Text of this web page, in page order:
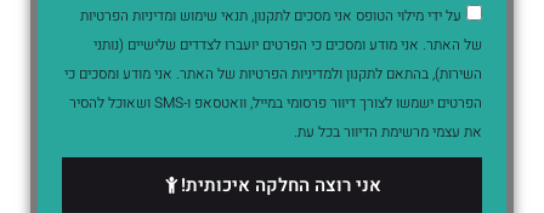
על ידי מילוי הטופס אני מסכים לתקנון, תנאי שימוש ומדיניות הפרטיות
של האתר. אני מודע ומסכים כי הפרטים יועברו לצדדים שלישיים (נותני
השירות), בהתאם לתקנון ולמדיניות הפרטיות של האתר. אני מודע ומסכים כי
הפרטים ישמשו לצורך דיוור פרסומי במייל, וואטסאפ ו-SMS ושאוכל להסיר
את עצמי מרשימת הדיוור בכל עת.
אני רוצה החלקה איכותית!